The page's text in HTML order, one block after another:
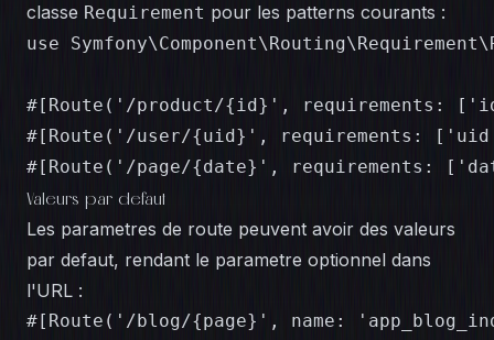
classe Requirement pour les patterns courants :
use
#[Route('/product/{id}', requirements: ['id'
#[Route('/user/{uid}', requirements: ['uid'
#[Route('/page/{date}', requirements:
Valeurs par defaut
Les parametres de route peuvent avoir des valeurs
par defaut, rendant le parametre optionnel dans
l'URL :
#[Route('/blog/{page}', name: